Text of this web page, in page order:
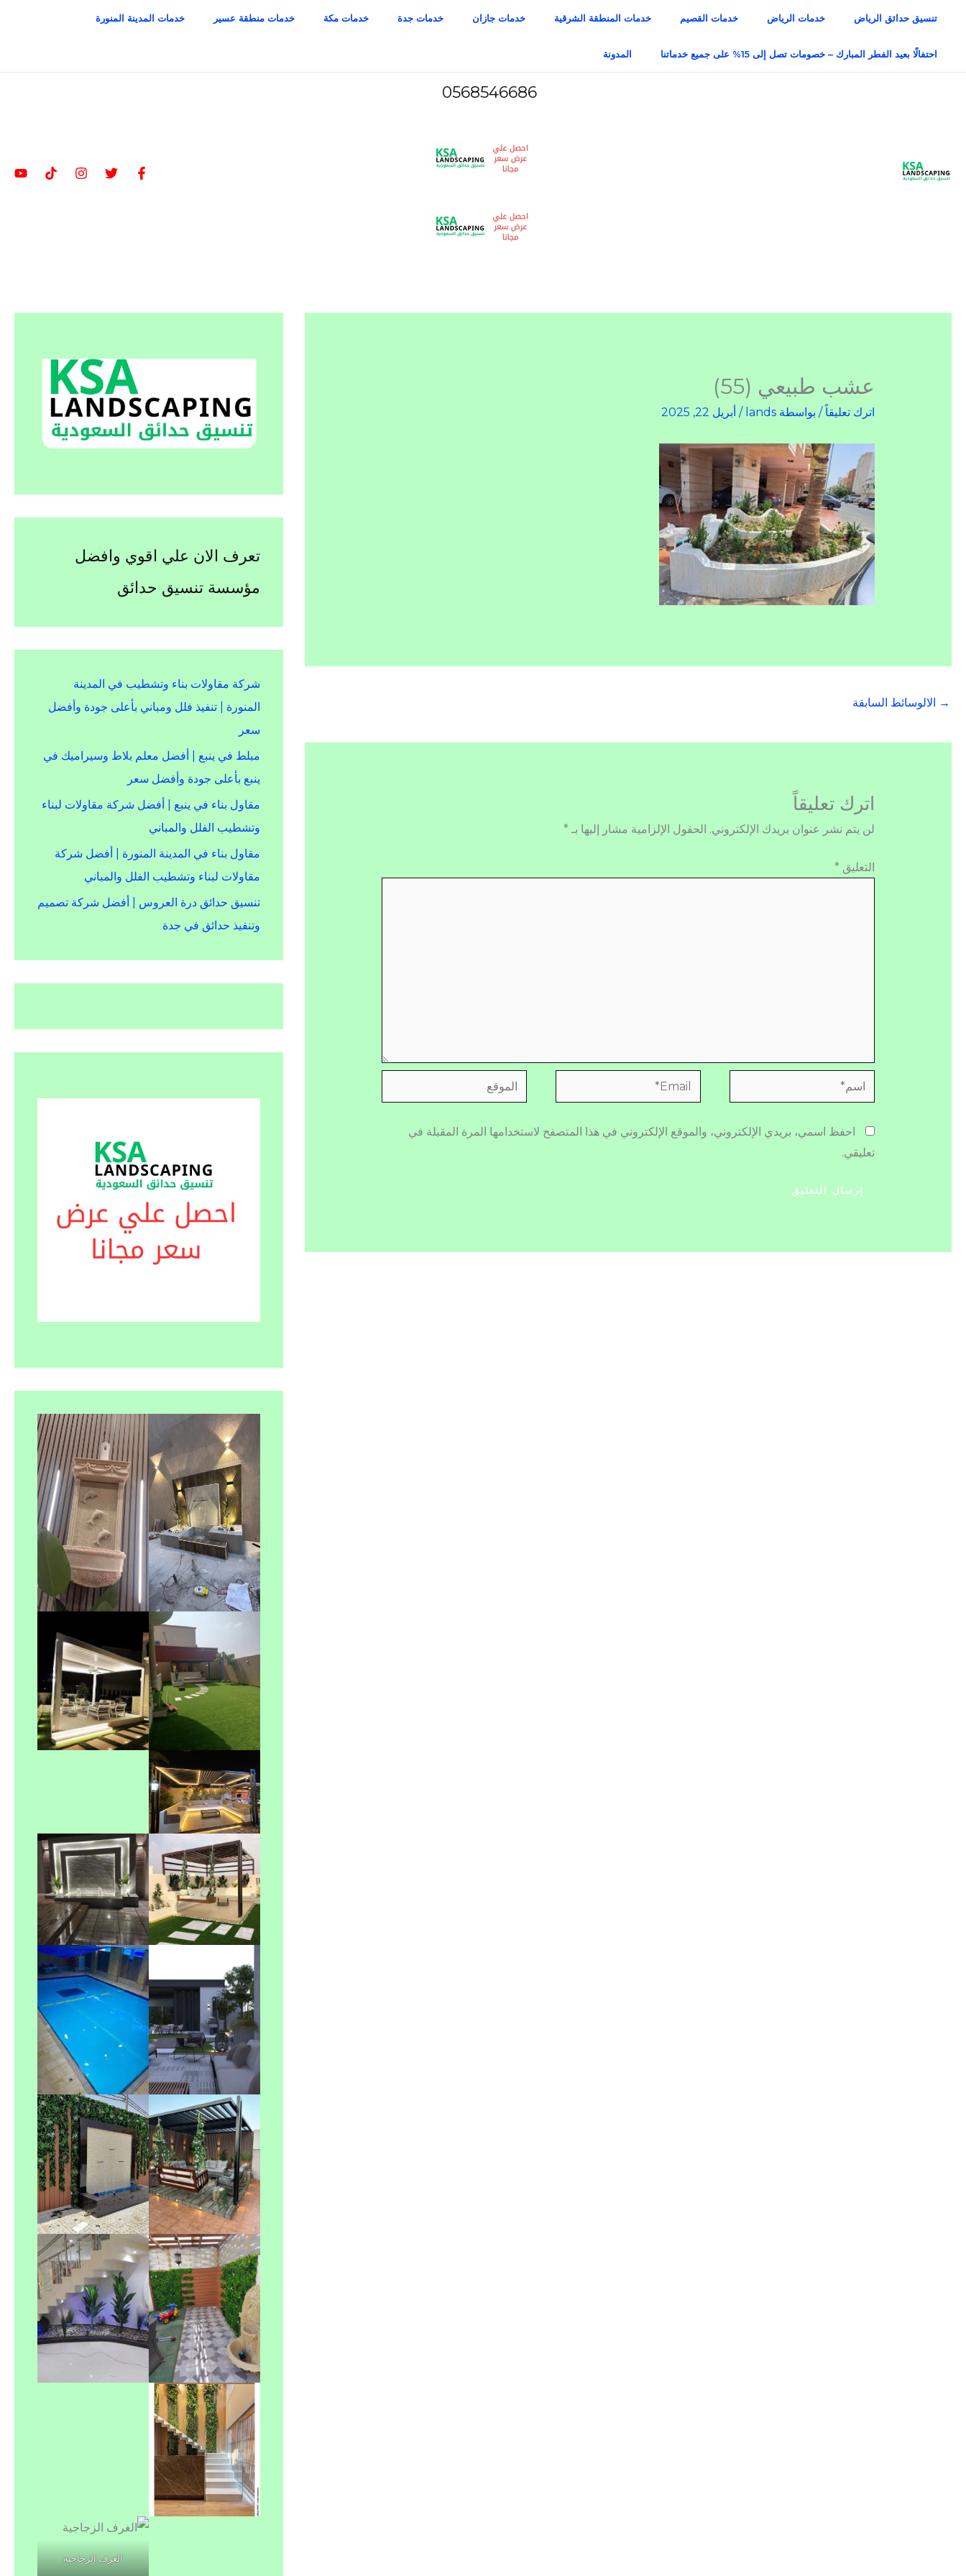
المحتوى
تنسيق حدائق الرياض خدمات الرياض خدمات القصيم خدمات المنطقة الشرقية خدمات جازان خدمات جدة خدمات مكة خدمات منطقة عسير خدمات المدينة المنورة
احتفالًا بعيد الفطر المبارك – خصومات تصل إلى 15% على جميع خدماتنا المدونة
0568546686
عشب طبيعي (55)
اترك تعليقاً / بواسطة lands
/ أبريل 22, 2025
→ الالوسائط السابقة
اترك تعليقاً
لن يتم نشر عنوان بريدك الإلكتروني. الحقول الإلزامية مشار إليها بـ *
التعليق *
اسم* Email* الموقع
احفظ اسمي، بريدي الإلكتروني، والموقع الإلكتروني في هذا المتصفح لاستخدامها المرة المقبلة في
تعليقي.
تعرف الان علي اقوي وافضل
مؤسسة تنسيق حدائق
شركة مقاولات بناء وتشطيب في المدينة
المنورة | تنفيذ فلل ومباني بأعلى جودة وأفضل
سعر
مبلط في ينبع | أفضل معلم بلاط وسيراميك في
ينبع بأعلى جودة وأفضل سعر
مقاول بناء في ينبع | أفضل شركة مقاولات لبناء
وتشطيب الفلل والمباني
مقاول بناء في المدينة المنورة | أفضل شركة
مقاولات لبناء وتشطيب الفلل والمباني
تنسيق حدائق درة العروس | أفضل شركة تصميم
وتنفيذ حدائق في جدة
الغرف الزجاجية